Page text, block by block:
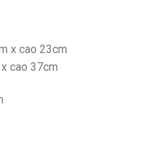
x cao 23cm
cao 37cm